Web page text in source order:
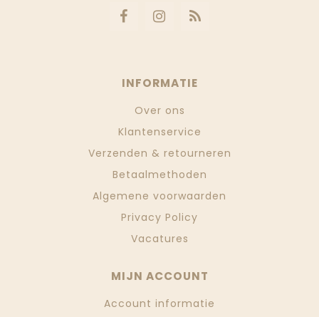
INFORMATIE
Over ons
Klantenservice
Verzenden & retourneren
Betaalmethoden
Algemene voorwaarden
Privacy Policy
Vacatures
MIJN ACCOUNT
Account informatie